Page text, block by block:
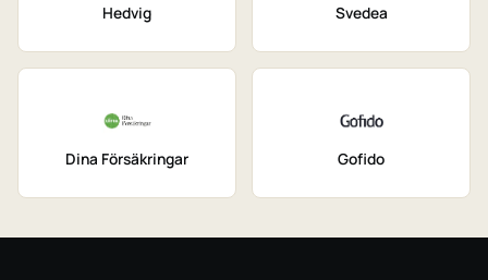
Hedvig Svedea
Dina Försäkringar Gofido